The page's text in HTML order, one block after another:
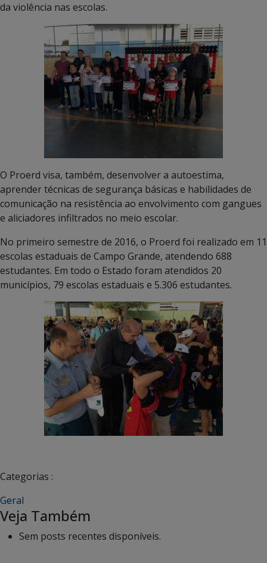
da violência nas escolas.
O Proerd visa, também, desenvolver a autoestima,
aprender técnicas de segurança básicas e habilidades de
comunicação na resistência ao envolvimento com gangues
e aliciadores infiltrados no meio escolar.
No primeiro semestre de 2016, o Proerd foi realizado em 11
escolas estaduais de Campo Grande, atendendo 688
estudantes. Em todo o Estado foram atendidos 20
municípios, 79 escolas estaduais e 5.306 estudantes.
Categorias :
Geral
Veja Também
Sem posts recentes disponíveis.